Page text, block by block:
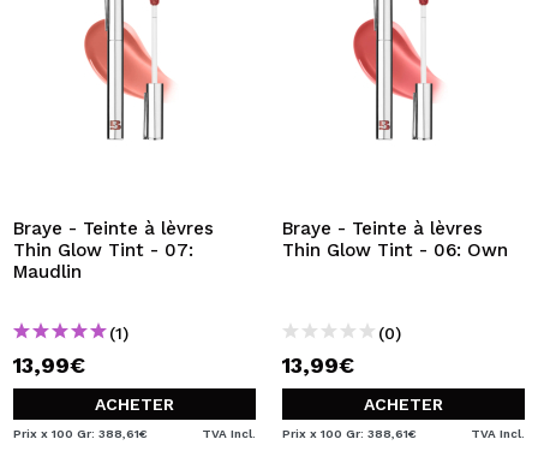
Braye - Teinte à lèvres
Thin Glow Tint - 07:
Maudlin
(1)
13,99€
ACHETER
Prix x 100 Gr: 388,61€ TVA Incl.
Braye - Teinte à lèvres
Thin Glow Tint - 06: Own
(0)
13,99€
ACHETER
Prix x 100 Gr: 388,61€ TVA Incl.